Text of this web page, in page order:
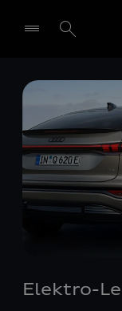
Händler
Elektro-